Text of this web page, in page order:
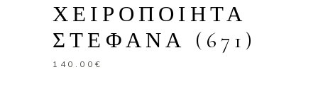
ΧΕΙΡΟΠΟΙΗΤΑ
ΣΤΕΦΑΝΑ (671)
140.00 €